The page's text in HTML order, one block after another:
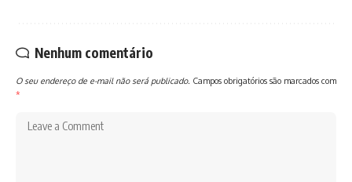
Nenhum comentário
O seu endereço de e-mail não será publicado. Campos obrigatórios são marcados com
*